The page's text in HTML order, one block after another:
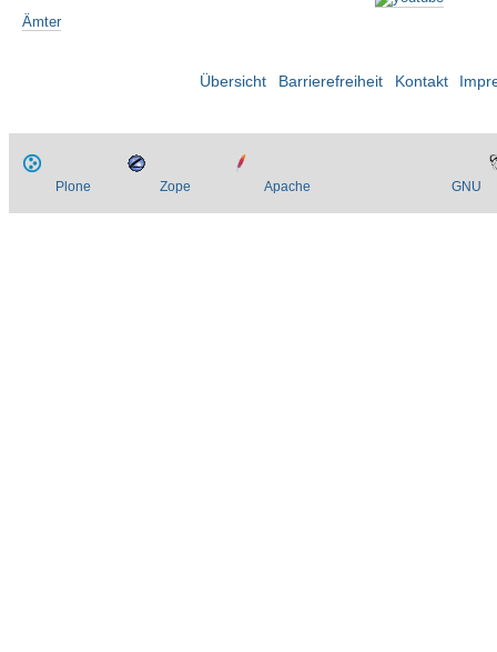
Ämter
Übersicht Barrierefreiheit Kontakt
Plone Zope Apache GNU